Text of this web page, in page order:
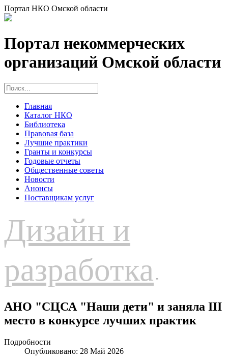
Портал НКО Омской области
Портал некоммерческих
организаций Омской области
Главная
Каталог НКО
Библиотека
Правовая база
Лучшие практики
Гранты и конкурсы
Годовые отчеты
Общественные советы
Новости
Анонсы
Поставщикам услуг
Дизайн и
разработка -
АНО "СЦСА "Наши дети" и заняла III
место в конкурсе лучших практик
Подробности
Опубликовано: 28 Май 2026